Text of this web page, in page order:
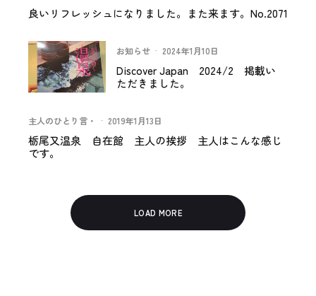
良いリフレッシュになりました。また来ます。No.2071
お知らせ · 2024年1月10日
Discover Japan 2024/2 掲載い
ただきました。
主人のひとり言・ · 2019年1月13日
栃尾又温泉 自在館 主人の挨拶 主人はこんな感じ
です。
LOAD MORE